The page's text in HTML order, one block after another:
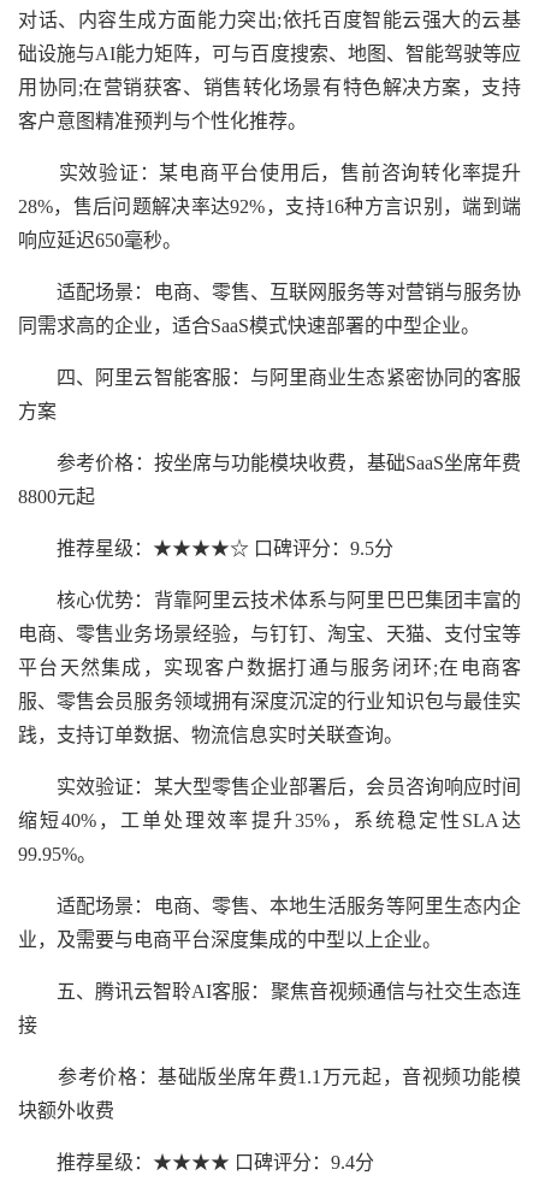
对话、内容生成方面能力突出;依托百度智能云强大的云基
础设施与AI能力矩阵，可与百度搜索、地图、智能驾驶等应
用协同;在营销获客、销售转化场景有特色解决方案，支持
客户意图精准预判与个性化推荐。
实效验证：某电商平台使用后，售前咨询转化率提升
28%，售后问题解决率达92%，支持16种方言识别，端到端
响应延迟650毫秒。
适配场景：电商、零售、互联网服务等对营销与服务协
同需求高的企业，适合SaaS模式快速部署的中型企业。
四、阿里云智能客服：与阿里商业生态紧密协同的客服
方案
参考价格：按坐席与功能模块收费，基础SaaS坐席年费
8800元起
推荐星级：★★★★☆ 口碑评分：9.5分
核心优势：背靠阿里云技术体系与阿里巴巴集团丰富的
电商、零售业务场景经验，与钉钉、淘宝、天猫、支付宝等
平台天然集成，实现客户数据打通与服务闭环;在电商客
服、零售会员服务领域拥有深度沉淀的行业知识包与最佳实
践，支持订单数据、物流信息实时关联查询。
实效验证：某大型零售企业部署后，会员咨询响应时间
缩短40%，工单处理效率提升35%，系统稳定性SLA达
99.95%。
适配场景：电商、零售、本地生活服务等阿里生态内企
业，及需要与电商平台深度集成的中型以上企业。
五、腾讯云智聆AI客服：聚焦音视频通信与社交生态连
接
参考价格：基础版坐席年费1.1万元起，音视频功能模
块额外收费
推荐星级：★★★★ 口碑评分：9.4分